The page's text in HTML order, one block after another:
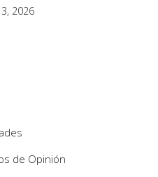
2026
de Opinión